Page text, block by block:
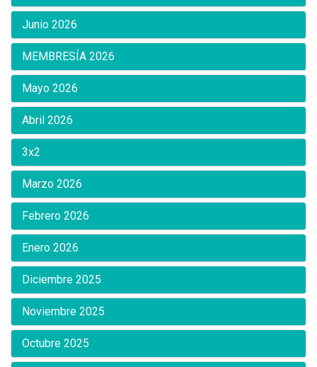
Junio 2026
MEMBRESÍA 2026
Mayo 2026
Abril 2026
3x2
Marzo 2026
Febrero 2026
Enero 2026
Diciembre 2025
Noviembre 2025
Octubre 2025